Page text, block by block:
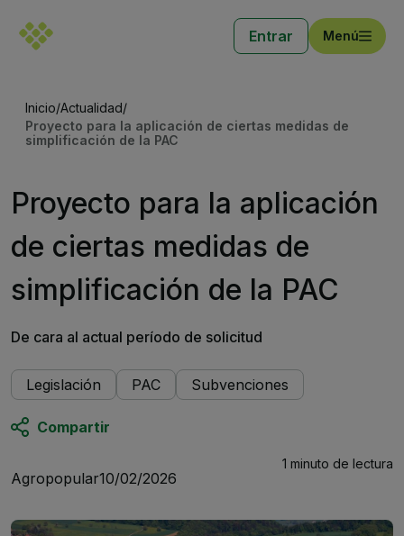
Entrar Menú
Inicio/Actualidad/
Proyecto para la aplicación de ciertas medidas de
simplificación de la PAC
Proyecto para la aplicación
de ciertas medidas de
simplificación de la PAC
De cara al actual período de solicitud
Legislación PAC Subvenciones
Compartir
Agropopular10/02/2026
1 minuto de lectura